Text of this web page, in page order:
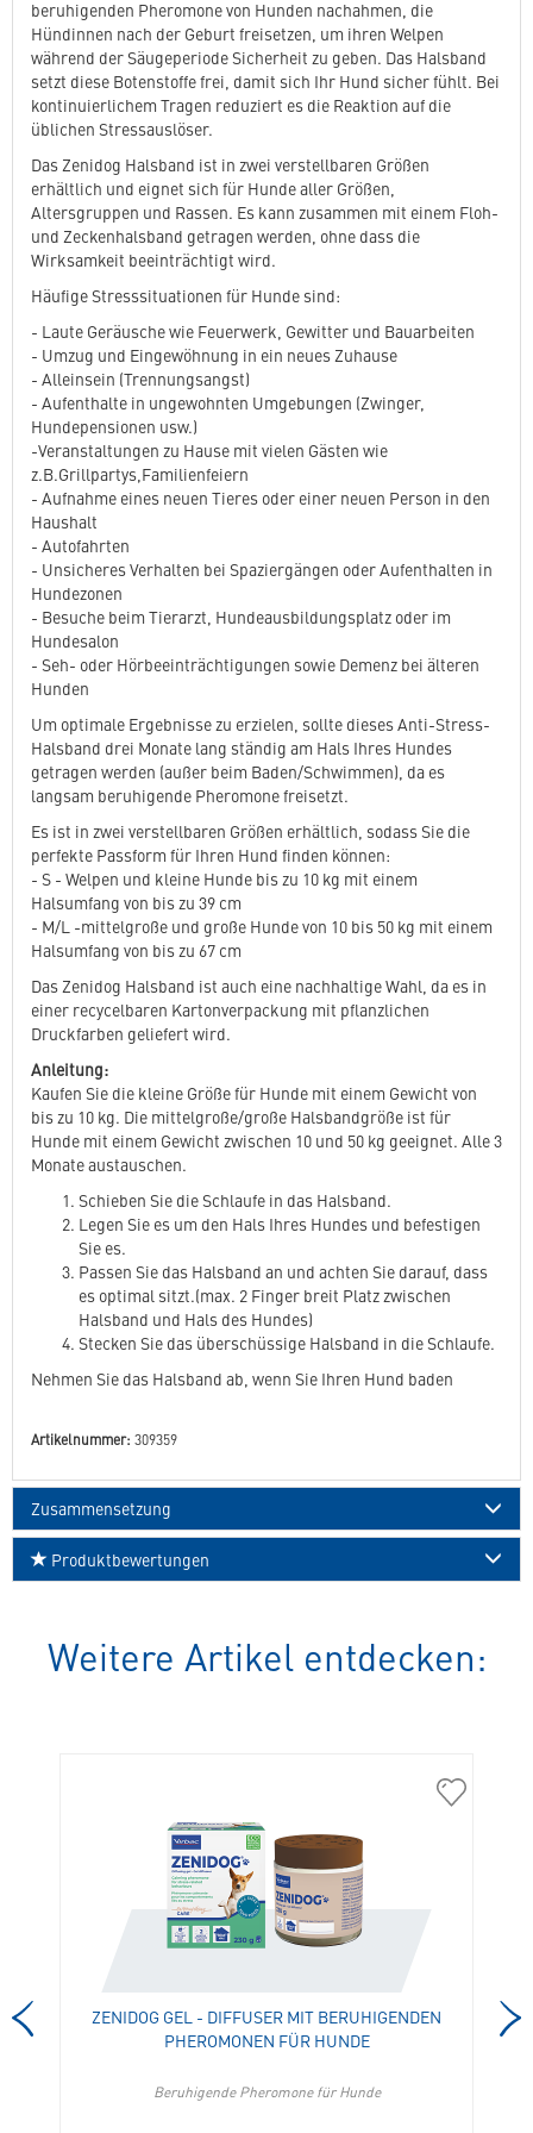
beruhigenden Pheromone von Hunden nachahmen, die
Hündinnen nach der Geburt freisetzen, um ihren Welpen
während der Säugeperiode Sicherheit zu geben. Das Halsband
setzt diese Botenstoffe frei, damit sich Ihr Hund sicher fühlt. Bei
kontinuierlichem Tragen reduziert es die Reaktion auf die
üblichen Stressauslöser.
Das Zenidog Halsband ist in zwei verstellbaren Größen
erhältlich und eignet sich für Hunde aller Größen,
Altersgruppen und Rassen. Es kann zusammen mit einem Floh-
und Zeckenhalsband getragen werden, ohne dass die
Wirksamkeit beeinträchtigt wird.
Häufige Stresssituationen für Hunde sind:
- Laute Geräusche wie Feuerwerk, Gewitter und Bauarbeiten
- Umzug und Eingewöhnung in ein neues Zuhause
- Alleinsein (Trennungsangst)
- Aufenthalte in ungewohnten Umgebungen (Zwinger,
Hundepensionen usw.)
-Veranstaltungen zu Hause mit vielen Gästen wie
z.B.Grillpartys,Familienfeiern
- Aufnahme eines neuen Tieres oder einer neuen Person in den
Haushalt
- Autofahrten
- Unsicheres Verhalten bei Spaziergängen oder Aufenthalten in
Hundezonen
- Besuche beim Tierarzt, Hundeausbildungsplatz oder im
Hundesalon
- Seh- oder Hörbeeinträchtigungen sowie Demenz bei älteren
Hunden
Um optimale Ergebnisse zu erzielen, sollte dieses Anti-Stress-
Halsband drei Monate lang ständig am Hals Ihres Hundes
getragen werden (außer beim Baden/Schwimmen), da es
langsam beruhigende Pheromone freisetzt.
Es ist in zwei verstellbaren Größen erhältlich, sodass Sie die
perfekte Passform für Ihren Hund finden können:
- S - Welpen und kleine Hunde bis zu 10 kg mit einem
Halsumfang von bis zu 39 cm
- M/L -mittelgroße und große Hunde von 10 bis 50 kg mit einem
Halsumfang von bis zu 67 cm
Das Zenidog Halsband ist auch eine nachhaltige Wahl, da es in
einer recycelbaren Kartonverpackung mit pflanzlichen
Druckfarben geliefert wird.
Anleitung:
Kaufen Sie die kleine Größe für Hunde mit einem Gewicht von
bis zu 10 kg. Die mittelgroße/große Halsbandgröße ist für
Hunde mit einem Gewicht zwischen 10 und 50 kg geeignet. Alle 3
Monate austauschen.
Schieben Sie die Schlaufe in das Halsband.
Legen Sie es um den Hals Ihres Hundes und befestigen
Sie es.
Passen Sie das Halsband an und achten Sie darauf, dass
es optimal sitzt.(max. 2 Finger breit Platz zwischen
Halsband und Hals des Hundes)
Stecken Sie das überschüssige Halsband in die Schlaufe.
Nehmen Sie das Halsband ab, wenn Sie Ihren Hund baden
Artikelnummer: 309359
Zusammensetzung
Produktbewertungen
Weitere Artikel entdecken:
309361
ZENIDOG GEL - DIFFUSER MIT BERUHIGENDEN
PHEROMONEN FÜR HUNDE
Beruhigende Pheromone für Hunde